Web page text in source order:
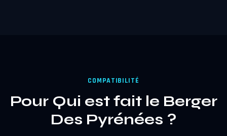
COMPATIBILITÉ
Pour Qui est fait le Berger
Des Pyrénées ?